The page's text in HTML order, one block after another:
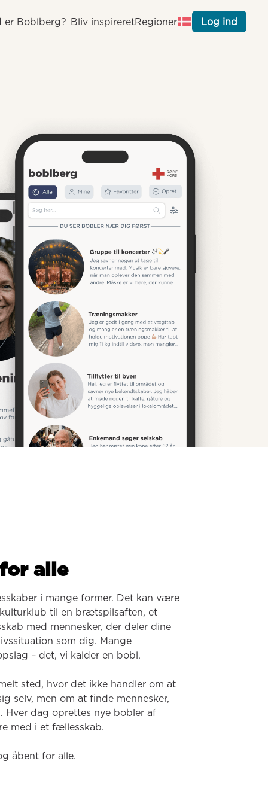
er Boblberg? Bliv inspireretRegioner Log ind
alle
i mange former. Det kan være
til en brætspilsaften, et
med mennesker, der deler dine
som dig. Mange
– det, vi kalder en bobl.
sted, hvor det ikke handler om at
selv, men om at finde mennesker,
dag oprettes nye bobler af
med i et fællesskab.
åbent for alle.